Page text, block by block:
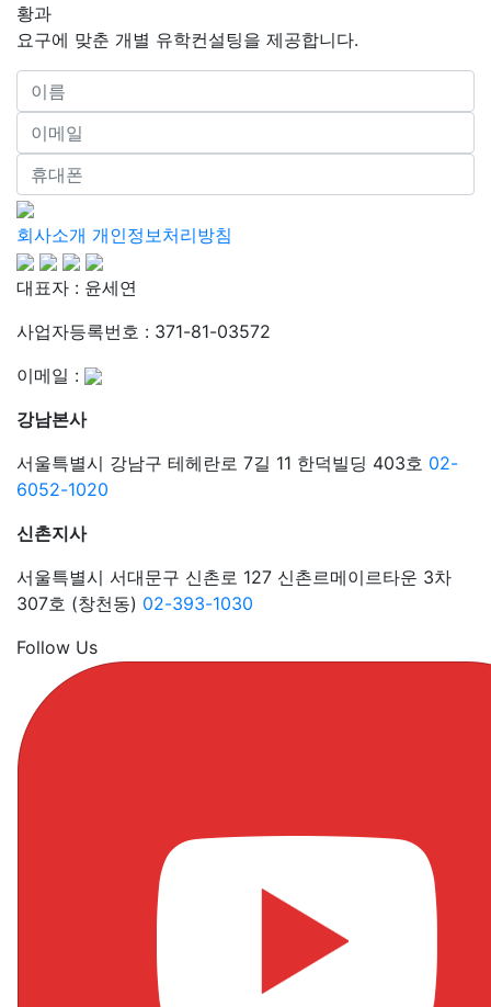
황과
요구에 맞춘 개별 유학컨설팅을 제공합니다.
회사소개 개인정보처리방침
대표자 : 윤세연
사업자등록번호 : 371-81-03572
이메일 :
강남본사
서울특별시 강남구 테헤란로 7길 11 한덕빌딩 403호 02-
6052-1020
신촌지사
서울특별시 서대문구 신촌로 127 신촌르메이르타운 3차
307호 (창천동) 02-393-1030
Follow Us